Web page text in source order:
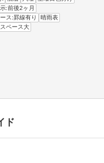
:前後2ヶ月
ス:罫線有り
晴雨表
ペース大
ド